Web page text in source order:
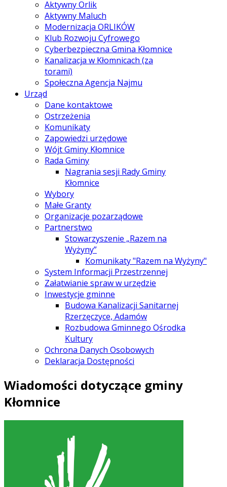
Aktywny Orlik
Aktywny Maluch
Modernizacja ORLIKÓW
Klub Rozwoju Cyfrowego
Cyberbezpieczna Gmina Kłomnice
Kanalizacja w Kłomnicach (za
torami)
Społeczna Agencja Najmu
Urząd
Dane kontaktowe
Ostrzeżenia
Komunikaty
Zapowiedzi urzędowe
Wójt Gminy Kłomnice
Rada Gminy
Nagrania sesji Rady Gminy
Kłomnice
Wybory
Małe Granty
Organizacje pozarządowe
Partnerstwo
Stowarzyszenie „Razem na
Wyżyny”
Komunikaty "Razem na Wyżyny"
System Informacji Przestrzennej
Załatwianie spraw w urzędzie
Inwestycje gminne
Budowa Kanalizacji Sanitarnej
Rzerzęczyce, Adamów
Rozbudowa Gminnego Ośrodka
Kultury
Ochrona Danych Osobowych
Deklaracja Dostępności
Wiadomości dotyczące gminy
Kłomnice